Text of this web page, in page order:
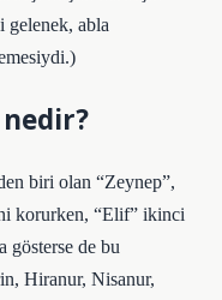
gelenek, abla
biri olan “Zeynep”,
korurken, “Elif” ikinci
gösterse de bu
Hiranur, Nisanur,